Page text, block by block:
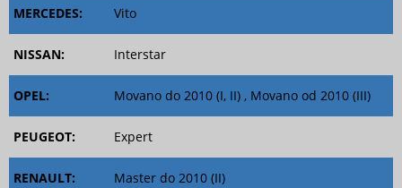
MERCEDES: Vito
NISSAN: Interstar
OPEL: Movano do 2010 (I, II) , Movano od 2010 (III)
PEUGEOT: Expert
RENAULT: Master do 2010 (II)